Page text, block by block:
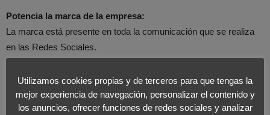
Potencia la marca de la empresa:
La marca está presente en toda la comunicación que se realiza
en las Redes Sociales.
Cobertura Universal:
A través de las Redes Sociales podemos estar conectados con
cualquiera y donde se quiera.
Utilizamos cookies propias y de terceros para que tengas la
mejor experiencia de navegación, personalizar el contenido y
los anuncios, ofrecer funciones de redes sociales y analizar